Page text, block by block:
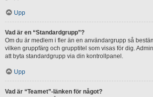
Upp
Vad är en “Standardgrupp”?
Om du är medlem i fler än en användargrupp så
vilken gruppfärg och grupptitel som visas för dig.
att byta standardgrupp via din kontrollpanel.
Upp
Vad är “Teamet”-länken för något?